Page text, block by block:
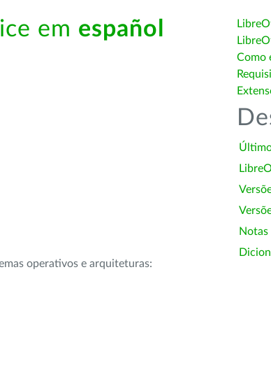
em español
operativos e arquiteturas:
Como
Notas